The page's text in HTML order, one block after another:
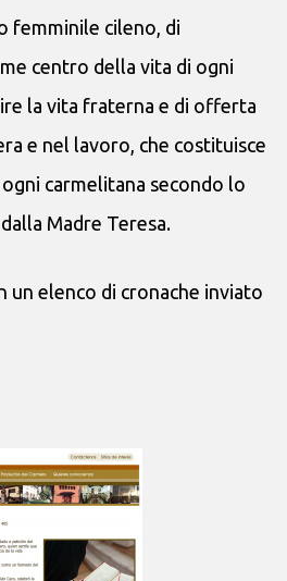
femminile cileno, di
centro della vita di ogni
la vita fraterna e di offerta
e nel lavoro, che costituisce
ogni carmelitana secondo lo
Madre Teresa.
un elenco di cronache inviato